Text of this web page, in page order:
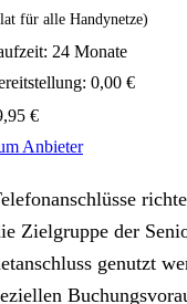
für alle Handynetze)
24 Monate
0,00 €
€
Anbieter
Zielgruppe der
genutzt